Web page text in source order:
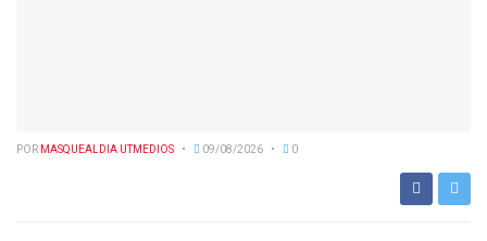
POR MASQUEALDIA UTMEDIOS 09/08/2026 0